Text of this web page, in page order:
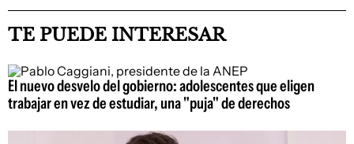
TE PUEDE INTERESAR
El nuevo desvelo del gobierno: adolescentes que eligen
trabajar en vez de estudiar, una "puja" de derechos